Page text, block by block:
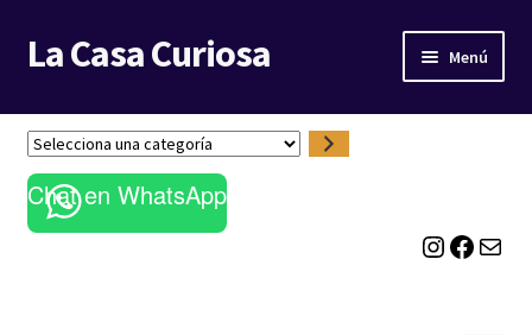
Ir
a
navegación
Ir
al
La Casa Curiosa Menú
LIBRERÍA
BLOG
S
e
l
e
Chat en WhatsApp
Instagram Facebook Correo electrónico